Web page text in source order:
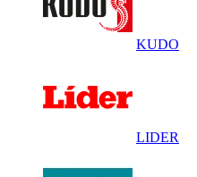
KUDO
LIDER